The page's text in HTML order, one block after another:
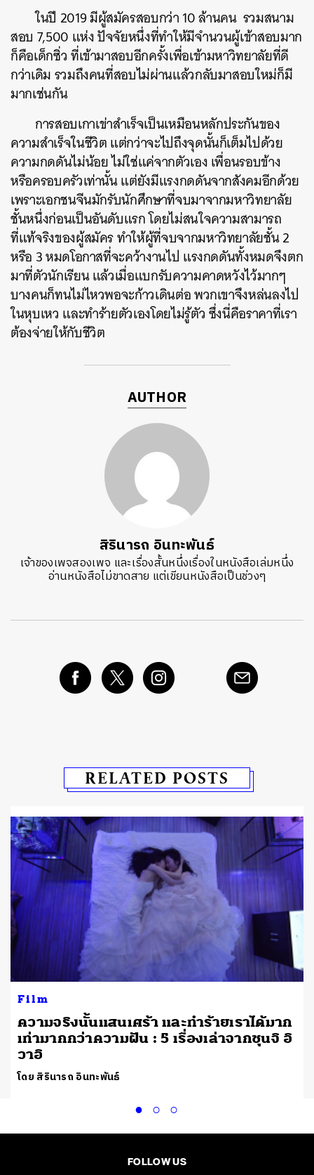
ในปี 2019 มีผู้สมัครสอบกว่า 10 ล้านคน รวมสนาม
สอบ 7,500 แห่ง ปัจจัยหนึ่งที่ทำให้มีจำนวนผู้เข้าสอบมาก
ก็คือเด็กซิ่ว ที่เข้ามาสอบอีกครั้งเพื่อเข้ามหาวิทยาลัยที่ดี
กว่าเดิม รวมถึงคนที่สอบไม่ผ่านแล้วกลับมาสอบใหม่ก็มี
มากเช่นกัน
การสอบเกาเข่าสำเร็จเป็นเหมือนหลักประกันของ
ความสำเร็จในชีวิต แต่กว่าจะไปถึงจุดนั้นก็เต็มไปด้วย
ความกดดันไม่น้อย ไม่ใช่แค่จากตัวเอง เพื่อนรอบข้าง
หรือครอบครัวเท่านั้น แต่ยังมีแรงกดดันจากสังคมอีกด้วย
เพราะเอกชนจีนมักรับนักศึกษาที่จบมาจากมหาวิทยาลัย
ชั้นหนึ่งก่อนเป็นอันดับแรก โดยไม่สนใจความสามารถ
ที่แท้จริงของผู้สมัคร ทำให้ผู้ที่จบจากมหาวิทยาลัยชั้น 2
หรือ 3 หมดโอกาสที่จะคว้างานไป แรงกดดันทั้งหมดจึงตก
มาที่ตัวนักเรียน แล้วเมื่อแบกรับความคาดหวังไว้มากๆ
บางคนก็ทนไม่ไหวพอจะก้าวเดินต่อ พวกเขาจึงหล่นลงไป
ในหุบเหว และทำร้ายตัวเองโดยไม่รู้ตัว ซึ่งนี่คือราคาที่เรา
ต้องจ่ายให้กับชีวิต
AUTHOR
สิรินารถ อินทะพันธ์
เจ้าของเพจสองเพจ และเรื่องสั้นหนึ่งเรื่องในหนังสือเล่มหนึ่ง
อ่านหนังสือไม่ขาดสาย แต่เขียนหนังสือเป็นช่วงๆ
RELATED POSTS
Film
ความจริงนั้นแสนเศร้า และทำร้ายเราได้มาก
เท่ามากกว่าความฝัน : 5 เรื่องเล่าจากชุนจิ อิ
วาอิ
โดย สิรินารถ อินทะพันธ์
FOLLOW US